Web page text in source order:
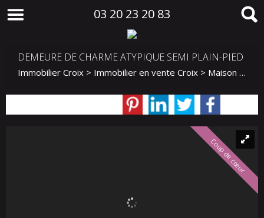
03 20 23 20 83
DEMEURE DE CHARME ATYPIQUE SEMI PLAIN-PIED
Immobilier Croix > Immobilier en vente Croix > Maison Mitoyenne 2 côtés en vente Croix
Coup de cœur